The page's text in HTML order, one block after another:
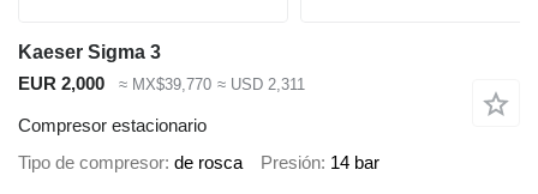
Kaeser Sigma 3
EUR 2,000
≈ MX$39,770 ≈ USD 2,311
Compresor estacionario
Tipo de compresor de rosca Presión 14 bar